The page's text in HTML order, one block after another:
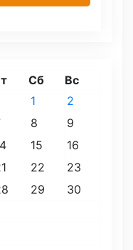
Сб Вс
1
2
8
9
15
16
22
23
29
30